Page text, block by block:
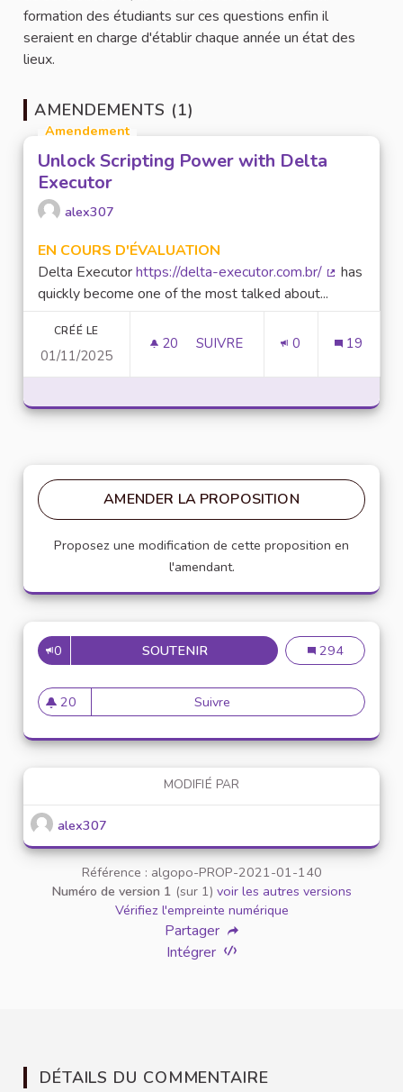
formation des étudiants sur ces questions enfin il
seraient en charge d'établir chaque année un état des
lieux.
AMENDEMENTS (1)
Amendement
Unlock Scripting Power with Delta
Executor
alex307
EN COURS D'ÉVALUATION
Delta Executorhttps://delta-executor.com.br/
has
quickly become one of the most talked about...
CRÉÉ LE
01/11/2025
20 20 ABONNÉS
SUIVRE 0 19
AMENDER LA PROPOSITION
Proposez une modification de cette proposition en
l'amendant.
0 SOUTENIRMISE EN PLACE DEMise en place
294
20
20 abonnés
Suivre Mise en place de référents
MODIFIÉ PAR
alex307
Référence : algopo-PROP-2021-01-140
Numéro de version 1 (sur 1) voir les autres versions
Vérifiez l'empreinte numérique
Partager
Intégrer
DÉTAILS DU COMMENTAIRE